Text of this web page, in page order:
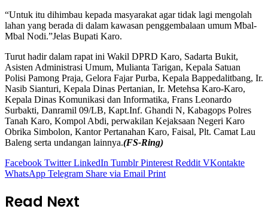
“Untuk itu dihimbau kepada masyarakat agar tidak lagi mengolah
lahan yang berada di dalam kawasan penggembalaan umum Mbal-
Mbal Nodi.”Jelas Bupati Karo.
Turut hadir dalam rapat ini Wakil DPRD Karo, Sadarta Bukit,
Asisten Administrasi Umum, Mulianta Tarigan, Kepala Satuan
Polisi Pamong Praja, Gelora Fajar Purba, Kepala Bappedalitbang, Ir.
Nasib Sianturi, Kepala Dinas Pertanian, Ir. Metehsa Karo-Karo,
Kepala Dinas Komunikasi dan Informatika, Frans Leonardo
Surbakti, Danramil 09/LB, Kapt.Inf. Ghandi N, Kabagops Polres
Tanah Karo, Kompol Abdi, perwakilan Kejaksaan Negeri Karo
Obrika Simbolon, Kantor Pertanahan Karo, Faisal, Plt. Camat Lau
Baleng serta undangan lainnya.(FS-Ring)
Facebook Twitter LinkedIn Tumblr Pinterest Reddit VKontakte
WhatsApp Telegram Share via Email Print
Read Next